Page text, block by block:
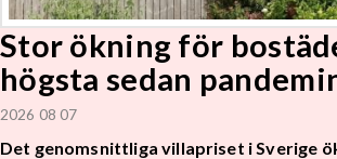
Stor ökning för
högsta sedan
2026 08 07
Det genomsnittliga villapriset i Sverige